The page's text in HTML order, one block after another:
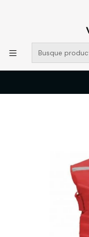
POR SISTEMA FRONTAL
MUCHAS GRACIAS +569
Catálogo
OVEROLES
GEOLOGO